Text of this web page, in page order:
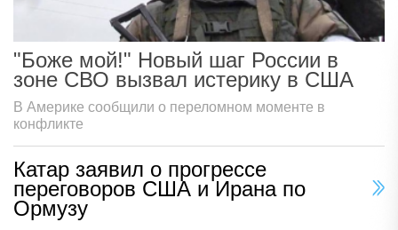
"Боже мой!" Новый шаг России в
зоне СВО вызвал истерику в США
В Америке сообщили о переломном моменте в
конфликте
Катар заявил о прогрессе
переговоров США и Ирана по
Ормузу